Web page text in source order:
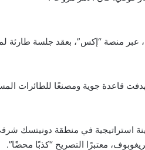
عبر منصة “إكس”، بعقد جلسة طارئة
قاعدة جوية ومصنعًا للطائرات
استراتيجية في منطقة دونيتسك شرقي
معتبرًا التصريح “كذبًا محضًا”.